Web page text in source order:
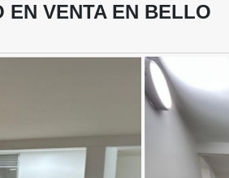
EN VENTA EN BELLO